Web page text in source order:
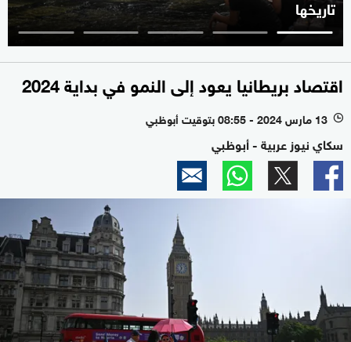
تاريخها
اقتصاد بريطانيا يعود إلى النمو في بداية 2024
l 13 مارس 2024 - 08:55 بتوقيت أبوظبي
سكاي نيوز عربية - أبوظبي